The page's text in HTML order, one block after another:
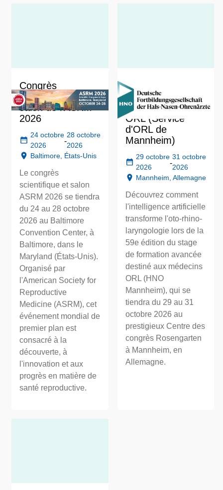
Congrès
scientifique et
salon de l'ASRM
2026
24 octobre
2026
-
28 octobre
2026
Baltimore, États-Unis
Le congrès
scientifique et salon
ASRM 2026 se tiendra
du 24 au 28 octobre
2026 au Baltimore
Convention Center, à
Baltimore, dans le
Maryland (États-Unis).
Organisé par
l'American Society for
Reproductive
Medicine (ASRM), cet
événement mondial de
premier plan est
consacré à la
découverte, à
l'innovation et aux
progrès en matière de
santé reproductive.
59. Formation
continue destinée
aux médecins
ORL (Service
d'ORL de
Mannheim)
29 octobre
2026
-
31 octobre
2026
Mannheim, Allemagne
Découvrez comment
l'intelligence artificielle
transforme l'oto-rhino-
laryngologie lors de la
59e édition du stage
de formation avancée
destiné aux médecins
ORL (HNO
Mannheim), qui se
tiendra du 29 au 31
octobre 2026 au
prestigieux Centre des
congrès Rosengarten
à Mannheim, en
Allemagne.